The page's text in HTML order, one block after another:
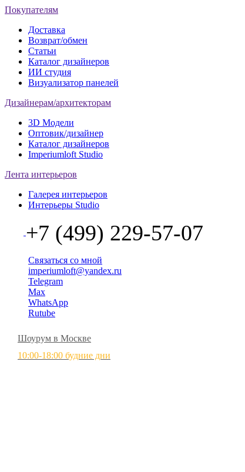
Покупателям
Доставка
Возврат/обмен
Статьи
Каталог дизайнеров
ИИ студия
Визуализатор панелей
Дизайнерам/архитекторам
3D Модели
Оптовик/дизайнер
Каталог дизайнеров
Imperiumloft Studio
Лента интерьеров
Галерея интерьеров
Интерьеры Studio
+7 (499) 229-57-07
Связаться со мной
imperiumloft@yandex.ru
Telegram
Max
WhatsApp
Rutube
Шоурум в Москве
10:00-18:00 будние дни